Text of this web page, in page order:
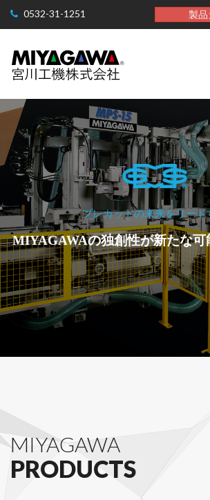
0532-31-1251 製品
プレカットの未来をリード
MIYAGAWAの独創性が新たな可
MIYAGAWA
PRODUCTS